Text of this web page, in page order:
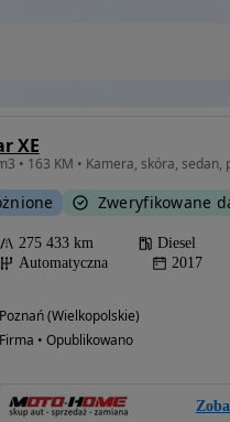
XE
Zweryfikowane
275 433 km
Diesel
Automatyczna
2017
Poznań (Wielkopolskie)
Firma • Opublikowano